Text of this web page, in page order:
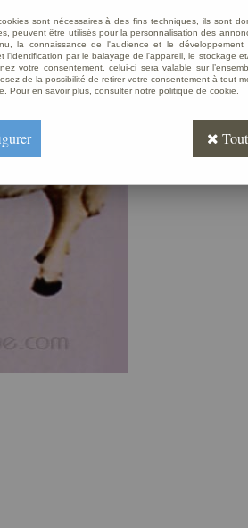
sont nécessaires à des fins techniques, ils sont
peuvent être utilisés pour la personnalisation des
la connaissance de l'audience et le
l'identification par le balayage de l'appareil, le stockage
votre consentement, celui-ci sera valable sur
de la possibilité de retirer votre consentement à tout
Pour en savoir plus, consulter notre politique de cookie.